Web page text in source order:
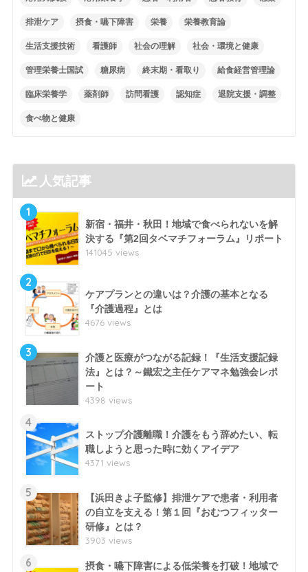
排泄ケア 摂食・嚥下障害 栄養 栄養教育論
生活支援技術 看護師 社会の理解 社会・環境と健康
管理栄養士国試 糖尿病 終末期・看取り 給食経営管理論
臨床栄養学 薬剤師 訪問看護 認知症 退院支援・調整
食べ物と健康
人気記事
1
新宿・福井・秋田！地域で食べられないを解
決する『第2回タベマチフォーラム』リポート
141045 views
2
ケアプランとの違いは？介護の基本となる
『介護過程』とは
4676 views
3
介護と医療がつながる記録！『生活支援記録
法』とは？～鐵宏之主任ケアマネ勉強会レポ
ート
4398 views
4
ストップ介護離職！介護をもう辞めたい、転
職しようと思った時に効くアイデア
4371 views
5
【浜田きよ子監修】排泄ケアで患者・利用者
の自立を支える！第１回『おむつフィッター
研修』とは？
3903 views
6
摂食・嚥下障害による低栄養を打破！地域で